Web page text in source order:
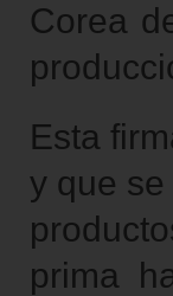
Corea
Esta
y que
prima